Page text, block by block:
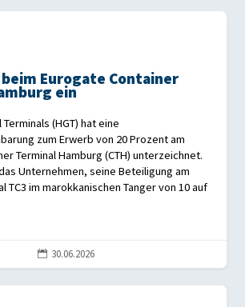
Eurogate Container
ein
(HGT) hat eine
zum Erwerb von 20 Prozent am
Terminal Hamburg (CTH) unterzeichnet.
Unternehmen, seine Beteiligung am
TC3 im marokkanischen Tanger von 10 auf
 30.06.2026